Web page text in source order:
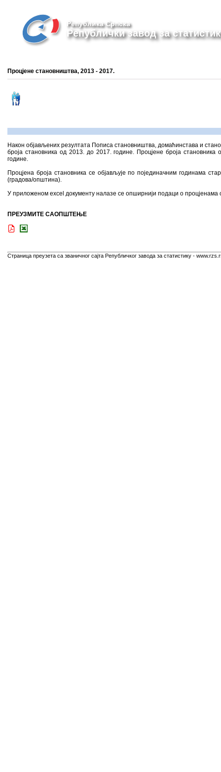
Република Српска
Републички завод за
Процјене становништва, 2013 - 2017.
Након објављених резултата Пописа становништва, домаћинстава и
броја становника од 2013. до 2017. године. Процјене броја
године.
Процјена броја становника се објављује по појединачним годинама
(градова/општина).
У приложеном excel документу налазе се опширнији подаци о процјенама
ПРЕУЗМИТЕ САОПШТЕЊЕ
Страница преузета са званичног сајта Републичког завода за статистику -